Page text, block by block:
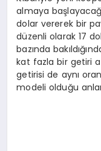
almaya
dolar vererek bir
düzenli olarak 17
bazında
kat fazla bir getiri
getirisi de aynı
modeli olduğu